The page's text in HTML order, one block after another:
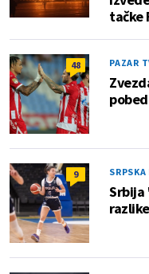
tačke
48 PAZAR
9
Srbija
razlike